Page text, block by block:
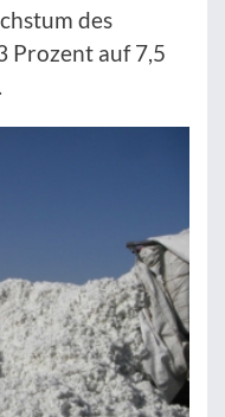
des
Prozent auf 7,5